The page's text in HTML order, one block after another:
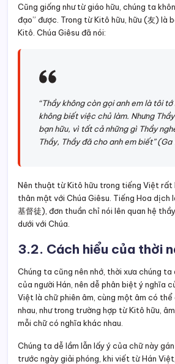
Cũng giống như từ giáo hữu, chúng ta
đạo” được. Trong từ Kitô hữu, hữu (友) là
Kitô. Chúa Giêsu đã nói:
“Thầy không còn gọi anh em là tôi
không biết việc chủ làm. Nhưng
bạn hữu, vì tất cả những gì Thầy
Thầy, Thầy đã cho anh em biết” (Ga
Nên thuật từ Kitô hữu trong tiếng Việt rất
thân mật với Chúa Giêsu. Tiếng Hoa
基督徒), đơn thuần chỉ nói lên quan hệ
dưới với Chúa.
3.2. Cách hiểu của thời
Chúng ta cũng nên nhớ, thời xưa chúng ta
của người Hán, nên dễ phân biệt ý nghĩa
Việt là chữ phiên âm, cùng một âm có thể
nhau, như trong trường hợp từ Kitô hữu, âm
mỗi chữ có nghĩa khác nhau.
Chúng ta dễ lầm lẫn lấy ý của chữ này
trước ngày giải phóng, khi viết từ Hán